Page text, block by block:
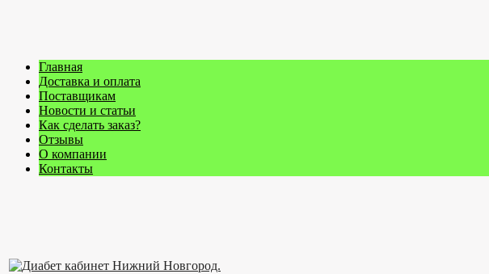
Главная
Доставка и оплата
Поставщикам
Новости и статьи
Как сделать заказ?
Отзывы
О компании
Контакты